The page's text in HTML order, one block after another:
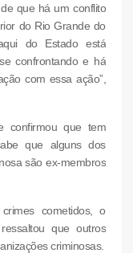
que há um conflito
do Rio Grande do
do Estado está
confrontando e há
com essa ação”,
confirmou que tem
que alguns dos
são ex-membros
cometidos, o
que outros
criminosas.